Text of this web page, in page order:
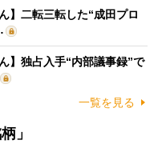
】二転三転した“成田プロ
】独占入手“内部議事録”で
一覧を見る
」